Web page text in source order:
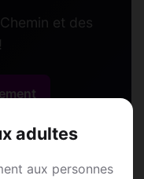
adultes
aux personnes
et des